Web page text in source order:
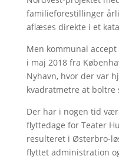
familieforestillinger
aflæses direkte i et
Men kommunal
i maj 2018 fra
Nyhavn, hvor der var
kvadratmetre at boltre
Der har i nogen tid
flyttedage for Teater
resulteret i Østerbro-
flyttet administration